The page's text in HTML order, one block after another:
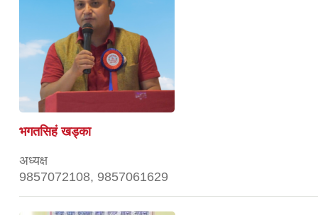
भगतसिहं खड्का
अध्यक्ष
9857072108, 9857061629